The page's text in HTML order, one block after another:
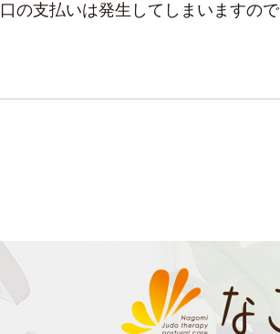
の支払いは発生してしまいますので